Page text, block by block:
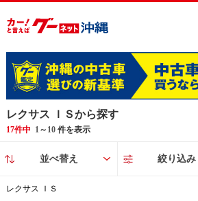
レクサス ＩＳから探す
17件中 1～ 10件を表示
並べ替え 絞り込み
レクサス ＩＳ